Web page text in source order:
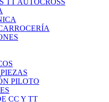
TT AUTOCROSS
PILOTO
CC Y TT